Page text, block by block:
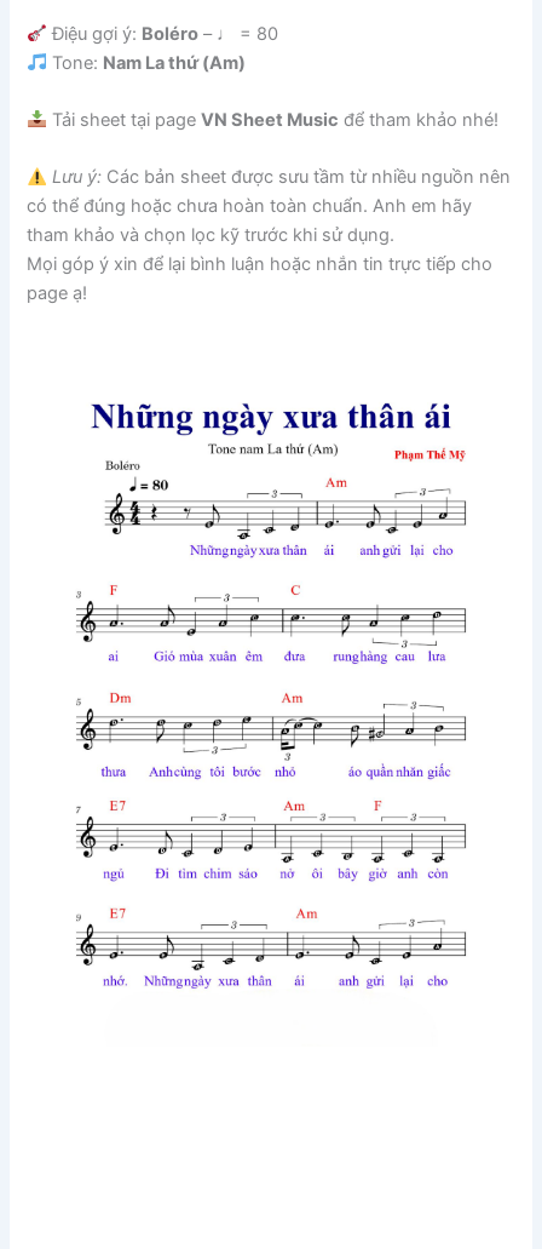
Điệu gợi ý: Boléro – ♩ = 80
Tone: Nam La thứ (Am)
Tải sheet tại pageVN Sheet Music để tham khảo nhé!
Lưu ý: Các bản sheet được sưu tầm từ nhiều nguồn nên
có thể đúng hoặc chưa hoàn toàn chuẩn. Anh em hãy
tham khảo và chọn lọc kỹ trước khi sử dụng.
Mọi góp ý xin để lại bình luận hoặc nhắn tin trực tiếp cho
page ạ!